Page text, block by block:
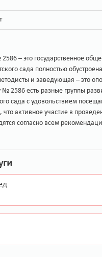
– это государственное
сада полностью
и заведующая – это
№ 2586 есть разные группы
сада с удовольствием
что активное участие в
согласно всем